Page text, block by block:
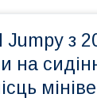
Jumpy з
на